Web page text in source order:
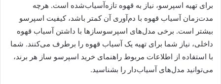
برای تهیه اسپرسو، نیاز به قهوه تازه‌آسیاب‌شده ‌است. هرچه
مدت‌زمان آسیاب قهوه با دم‌آوری آن کمتر باشد، کیفیت اسپرسو
بیشتر است. برخی مدل‌های اسپرسوسازها با داشتن آسیاب قهوه
داخلی، نیاز شما برای تهیه یک آسیاب قهوه را برطرف می‌کنند. شما
با استفاده از اطلاعات مربوط راهنمای خرید اسپرسو ساز هر برند،
می‌توانید مدل‌های آسیاب‌دار را بشناسید.